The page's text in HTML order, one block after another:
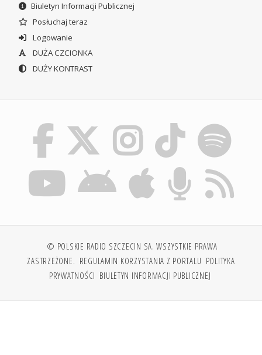
Biuletyn Informacji Publicznej
Posłuchaj teraz
Logowanie
DUŻA CZCIONKA
DUŻY KONTRAST
© POLSKIE RADIO SZCZECIN SA. WSZYSTKIE PRAWA
ZASTRZEŻONE. REGULAMIN KORZYSTANIA Z PORTALU POLITYKA
PRYWATNOŚCI BIULETYN INFORMACJI PUBLICZNEJ